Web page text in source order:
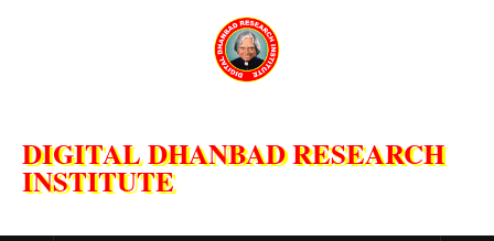
DIGITAL DHANBAD RESEARCH
INSTITUTE